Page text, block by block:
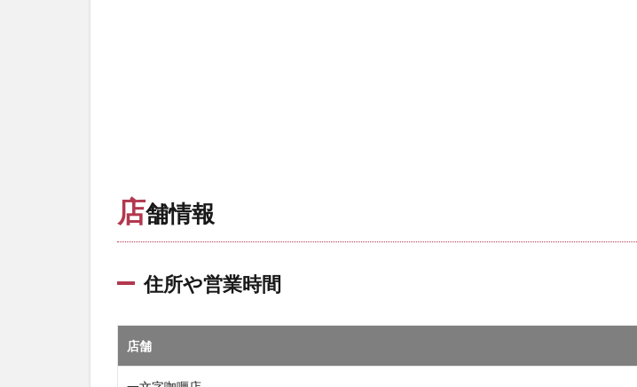
店舗情報
住所や営業時間
店舗